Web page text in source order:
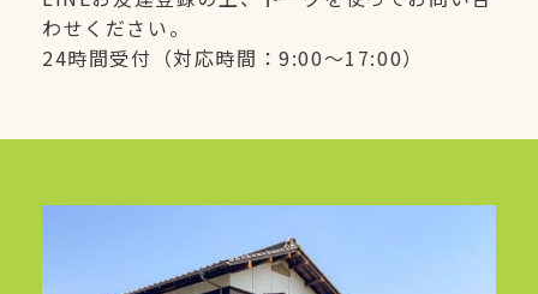
わせください。
24時間受付（対応時間：9:00〜17:00）